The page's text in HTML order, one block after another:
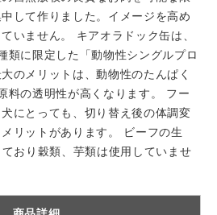
して作りました。イメージを高め
いません。 キアオラドック缶は、
類に限定した「動物性シングルプロ
のメリットは、動物性のたんぱく
料の透明性が高くなります。 フー
にとっても、切り替え後の体調変
リットがあります。 ビーフの生
おり穀類、芋類は使用していませ